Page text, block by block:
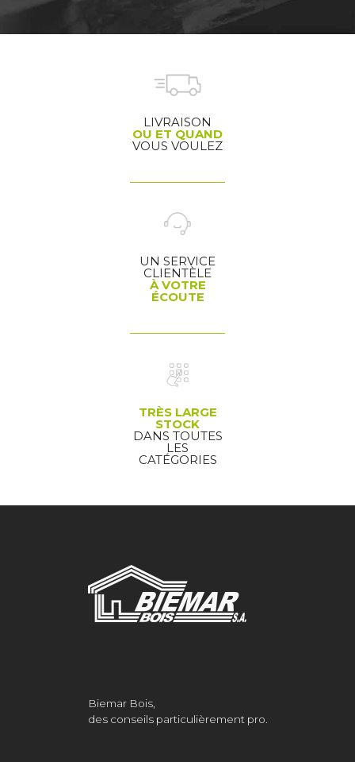
LIVRAISON
OU ET QUAND
VOUS VOULEZ
UN SERVICE
CLIENTÈLE
À VOTRE
ÉCOUTE
TRÈS LARGE
STOCK
DANS TOUTES
LES
CATÉGORIES
Biemar Bois,
des conseils particulièrement pro.